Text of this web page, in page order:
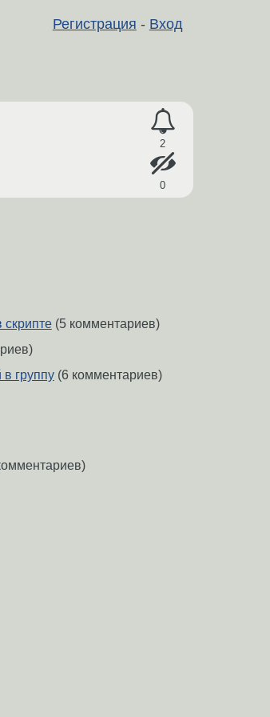
Регистрация - Вход
2
0
скрипте(5 комментариев)
группу(6 комментариев)